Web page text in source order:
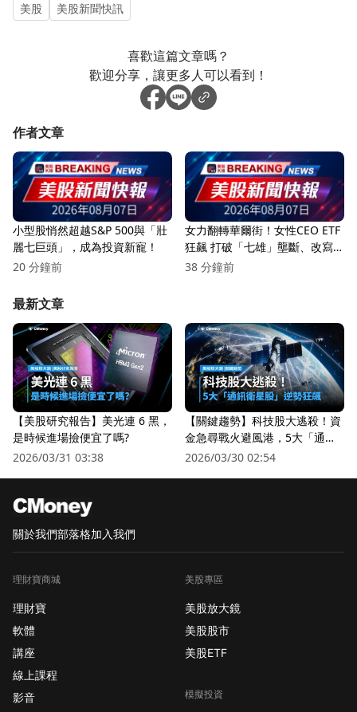
美股 美股新聞快訊
喜歡這篇文章嗎？
歡迎分享，讓更多人可以看到！
作者文章
小型股悄然超越S&P 500與「壯
麗七巨頭」，成為投資新寵！
20 分鐘前
女力翻轉華爾街！女性CEO ETF
狂飆 打破「七雄」壟斷、改寫
美股權力版圖
38 分鐘前
最新文章
【美股研究報告】美光連 6 黑，
是時候進場撿便宜了嗎?
2026/03/31 03:38
【關鍵趨勢】科技股大逃殺！資
金急尋戰火避風港，5大「通訊
衛星股」逆勢狂飆
2026/03/30 02:54
關於我們部落格加入我們
理財寶商城
理財寶
軟體
講座
線上課程
影音
美股專區
美股放大鏡
美股股市
美股ETF
模擬投資